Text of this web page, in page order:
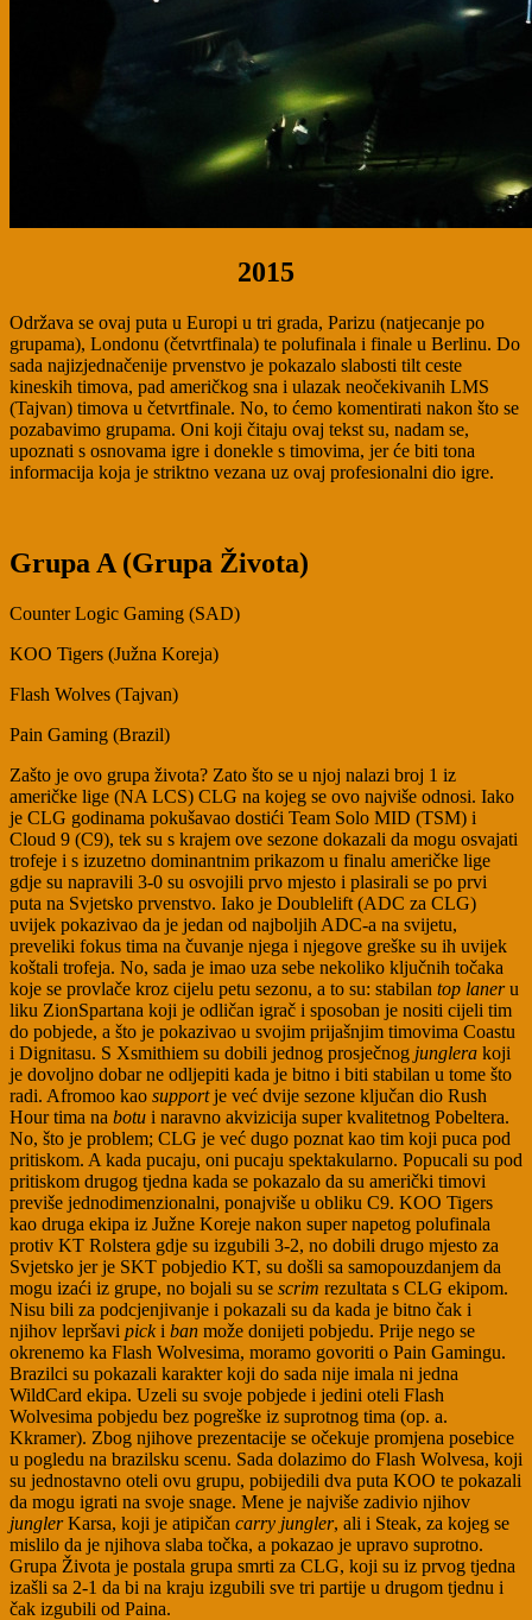
2015
Održava se ovaj puta u Europi u tri grada, Parizu (natjecanje po
grupama), Londonu (četvrtfinala) te polufinala i finale u Berlinu. Do
sada najizjednačenije prvenstvo je pokazalo slabosti tilt ceste
kineskih timova, pad američkog sna i ulazak neočekivanih LMS
(Tajvan) timova u četvrtfinale. No, to ćemo komentirati nakon što se
pozabavimo grupama. Oni koji čitaju ovaj tekst su, nadam se,
upoznati s osnovama igre i donekle s timovima, jer će biti tona
informacija koja je striktno vezana uz ovaj profesionalni dio igre.
Grupa A (Grupa Života)
Counter Logic Gaming (SAD)
KOO Tigers (Južna Koreja)
Flash Wolves (Tajvan)
Pain Gaming (Brazil)
Zašto je ovo grupa života? Zato što se u njoj nalazi broj 1 iz
američke lige (NA LCS) CLG na kojeg se ovo najviše odnosi. Iako
je CLG godinama pokušavao dostići Team Solo MID (TSM) i
Cloud 9 (C9), tek su s krajem ove sezone dokazali da mogu osvajati
trofeje i s izuzetno dominantnim prikazom u finalu američke lige
gdje su napravili 3-0 su osvojili prvo mjesto i plasirali se po prvi
puta na Svjetsko prvenstvo. Iako je Doublelift (ADC za CLG)
uvijek pokazivao da je jedan od najboljih ADC-a na svijetu,
preveliki fokus tima na čuvanje njega i njegove greške su ih uvijek
koštali trofeja. No, sada je imao uza sebe nekoliko ključnih točaka
koje se provlače kroz cijelu petu sezonu, a to su: stabilan top laneru
liku ZionSpartana koji je odličan igrač i sposoban je nositi cijeli tim
do pobjede, a što je pokazivao u svojim prijašnjim timovima Coastu
i Dignitasu. S Xsmithiem su dobili jednog prosječnog junglera koji
je dovoljno dobar ne odljepiti kada je bitno i biti stabilan u tome što
radi. Afromoo kao supportje već dvije sezone ključan dio Rush
Hour tima na botu i naravno akvizicija super kvalitetnog Pobeltera.
No, što je problem; CLG je već dugo poznat kao tim koji puca pod
pritiskom. A kada pucaju, oni pucaju spektakularno. Popucali su pod
pritiskom drugog tjedna kada se pokazalo da su američki timovi
previše jednodimenzionalni, ponajviše u obliku C9. KOO Tigers
kao druga ekipa iz Južne Koreje nakon super napetog polufinala
protiv KT Rolstera gdje su izgubili 3-2, no dobili drugo mjesto za
Svjetsko jer je SKT pobjedio KT, su došli sa samopouzdanjem da
mogu izaći iz grupe, no bojali su se scrim rezultata s CLG ekipom.
Nisu bili za podcjenjivanje i pokazali su da kada je bitno čak i
njihov lepršavi picki ban može donijeti pobjedu. Prije nego se
okrenemo ka Flash Wolvesima, moramo govoriti o Pain Gamingu.
Brazilci su pokazali karakter koji do sada nije imala ni jedna
WildCard ekipa. Uzeli su svoje pobjede i jedini oteli Flash
Wolvesima pobjedu bez pogreške iz suprotnog tima (op. a.
Kkramer). Zbog njihove prezentacije se očekuje promjena posebice
u pogledu na brazilsku scenu. Sada dolazimo do Flash Wolvesa, koji
su jednostavno oteli ovu grupu, pobijedili dva puta KOO te pokazali
da mogu igrati na svoje snage. Mene je najviše zadivio njihov
junglerKarsa, koji je atipičan carry jungler, ali i Steak, za kojeg se
mislilo da je njihova slaba točka, a pokazao je upravo suprotno.
Grupa Života je postala grupa smrti za CLG, koji su iz prvog tjedna
izašli sa 2-1 da bi na kraju izgubili sve tri partije u drugom tjednu i
čak izgubili od Paina.